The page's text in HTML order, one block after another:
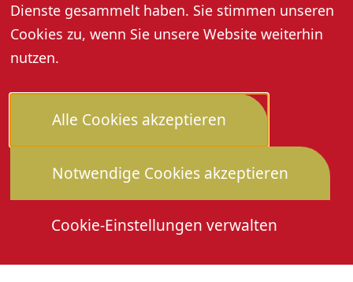
Dienste gesammelt haben. Sie stimmen unseren
Cookies zu, wenn Sie unsere Website weiterhin
nutzen.
Alle Cookies akzeptieren
Notwendige Cookies akzeptieren
Cookie-Einstellungen verwalten
eingesammelt werden.